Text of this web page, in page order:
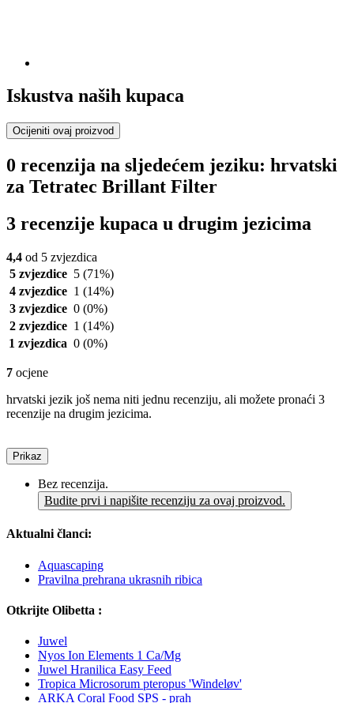
Iskustva naših kupaca
Ocijeniti ovaj proizvod
0 recenzija na sljedećem jeziku: hrvatski
za Tetratec Brillant Filter
3 recenzije kupaca u drugim jezicima
4,4 od 5 zvjezdica
5 zvjezdice 5 (71%)
4 zvjezdice 1 (14%)
3 zvjezdice 0 (0%)
2 zvjezdice 1 (14%)
1 zvjezdica 0 (0%)
7 ocjene
hrvatski jezik još nema niti jednu recenziju, ali možete pronaći 3
recenzije na drugim jezicima.
Prikaz
Bez recenzija.
Budite prvi i napišite recenziju za ovaj proizvod.
Aktualni članci:
Aquascaping
Pravilna prehrana ukrasnih ribica
Otkrijte Olibetta :
Juwel
Nyos Ion Elements 1 Ca/Mg
Juwel Hranilica Easy Feed
Tropica Microsorum pteropus 'Windeløv'
ARKA Coral Food SPS - prah